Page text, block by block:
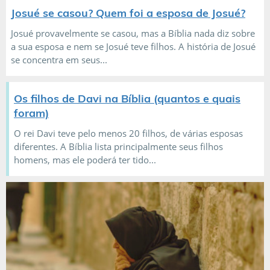
Josué se casou? Quem foi a esposa de Josué?
Josué provavelmente se casou, mas a Bíblia nada diz sobre
a sua esposa e nem se Josué teve filhos. A história de Josué
se concentra em seus...
Os filhos de Davi na Bíblia (quantos e quais
foram)
O rei Davi teve pelo menos 20 filhos, de várias esposas
diferentes. A Bíblia lista principalmente seus filhos
homens, mas ele poderá ter tido...